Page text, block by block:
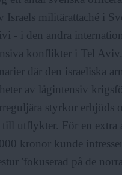
Israels militärattaché i
- i den andra
konflikter i Tel
där den israeliska
av lågintensiv
styrkor erbjöds
utflykter. För en extra
kronor kunde
'fokuserad på de